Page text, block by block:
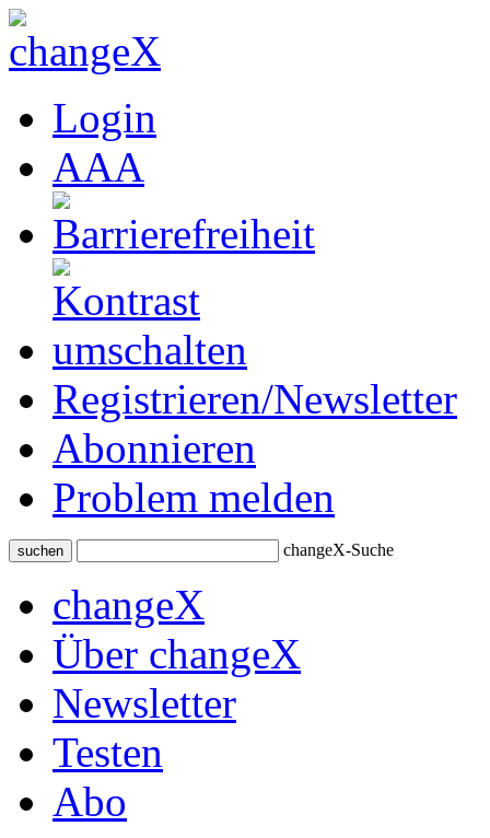
Login
AAA
Registrieren/Newsletter
Abonnieren
Problem melden
suchen changeX-Suche
changeX
Über changeX
Newsletter
Testen
Abo